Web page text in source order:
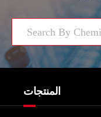
المنتجات